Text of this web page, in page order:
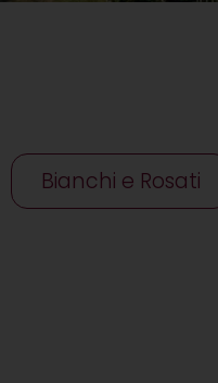
Bianchi e Rosati